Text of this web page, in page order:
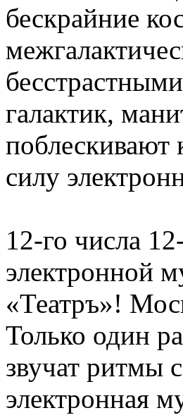
бескрайние
галактик,
поблескивают
силу
12-го числа
электронной
«Театръ»!
Только один
звучат ритмы
электронная